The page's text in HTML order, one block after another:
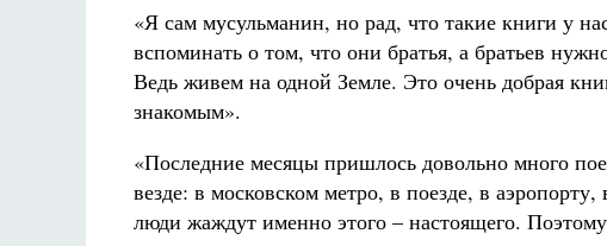
«Я сам мусульманин, но рад, что такие книги у
вспоминать о том, что они братья, а братьев
Ведь живем на одной Земле. Это очень добрая
знакомым».
«Последние месяцы пришлось довольно много
везде: в московском метро, в поезде, в
люди жаждут именно этого – настоящего.